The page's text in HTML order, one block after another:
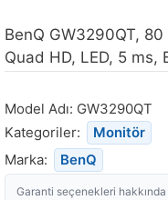
BenQ GW3290QT,
Quad HD, LED, 5 ms,
Model Adı: GW3290QT
Kategoriler:
Monitör
Marka:
BenQ
Garanti seçenekleri